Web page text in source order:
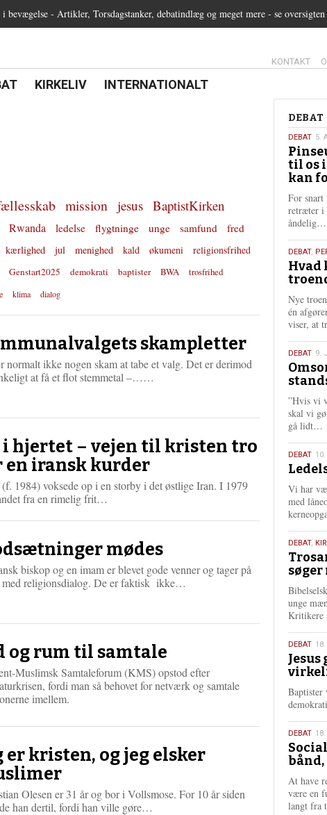
bevægelse - Artikler, Torsdagstanker, debatindlæg og meget mere - se
13.0:
KONTAKT
21.0:
KIRKELIV 22.0:
INTERNATIONALT
mission jesus BaptistKirken
Rwanda ledelse flygtninge unge samfund
fred
kærlighed jul menighed kald økumeni
religionsfrihed
Genstart2025 demokrati baptister BWA
trosfrihed
klima dialog
skampletter
normalt ikke nogen skam at tabe et valg. Det er derimod
at få et flot stemmetal –……
m
r
e
i hjertet – vejen til kristen tro
en iransk kurder
(f. 1984) voksede op i en storby i det østlige Iran. I 1979
fra en rimelig frit…
s
e
e
mødes
biskop og en imam er blevet gode venner og tager på
med religionsdialog. De er faktisk ikke…
m
og rum til samtale
Muslimsk Samtaleforum (KMS) opstod efter
fordi man så behovet for netværk og samtale
imellem.
er kristen, og jeg elsker
Olesen er 31 år og bor i Vollsmose. For 10 år siden
han dertil, fordi han ville gøre…
Debat
DEBAT
5.
august
2026
DEBAT 5.
til os
kan
For snart
retræter i
åndelig…
m
25.
juli
2026
DEBAT,
Hvad
Nye
én
viser, at
9.
juli
2026
DEBAT 9.
”Hvis vi
skal vi
gå lidt…
s
e
r
e
10.
juni
2026
DEBAT
Vi har
med
2.
juni
2026
DEBAT,
unge
Kritikere
18.
maj
2026
DEBAT
Baptister
18.
maj
2026
DEBAT
bånd,
At have
være en
langt fra